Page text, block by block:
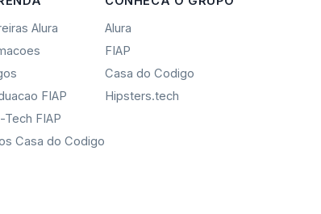
Alura
FIAP
Tech FIAP
Casa do Codigo
Alura
FIAP
Casa do Codigo
Hipsters.tech